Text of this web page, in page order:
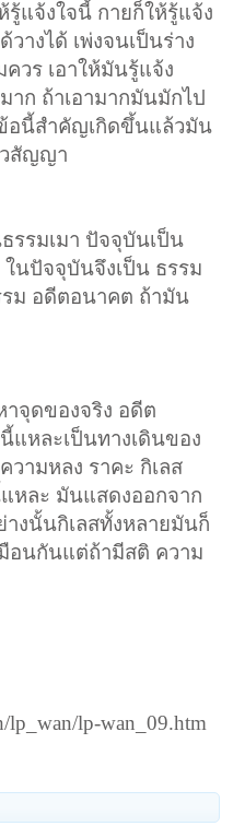
แจ้งใจนี้ กายก็ให้รู้แจ้ง
วางได้ เพ่งจนเป็นร่าง
วร เอาให้มันรู้แจ้ง
าก ถ้าเอามากมันมักไป
อนี้สำคัญเกิดขึ้นแล้วมัน
สัญญา
รรมเมา ปัจจุบันเป็น
ในปัจจุบันจึงเป็น ธรรม
ม อดีตอนาคต ถ้ามัน
จุดของจริง อดีต
แหละเป็นทางเดินของ
วามหลง ราคะ กิเลส
หละ มันแสดงออกจาก
างนั้นกิเลสทั้งหลายมันก็
อนกันแต่ถ้ามีสติ ความ
lp_wan/lp-wan_09.htm